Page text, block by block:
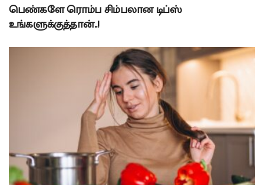
பெண்களே ரொம்ப சிம்பலான டிப்ஸ்
உங்களுக்குத்தான்..!